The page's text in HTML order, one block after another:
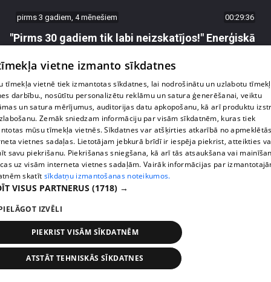
pirms 3 gadiem, 4 mēnešiem 00:29:36
"Pirms 30 gadiem tik labi neizskatījos!" Enerģiskā
37. epizode
pirms 3 gadiem, 4 mēnešiem
No pelēkās peles par pašpārliecinātu sievieti –
Daces pavasarīgo pārvērtību pieredze
vietne izmanto sīkdatnes
tīmekļa vietnē tiek izmantotas sīkdatnes, lai nodrošinātu un uzlabotu
darbību., nosūtītu personalizētu reklāmu un satura ģenerēšanai, veiktu
un satura mērījumus, auditorijas datu apkopošanu, kā arī produktu
Zemāk sniedzam informāciju par visām sīkdatnēm, kuras tiek
mūsu tīmekļa vietnēs. Sīkdatnes var atšķirties atkarībā no
vietnes sadaļas. Lietotājam jebkurā brīdī ir iespēja piekrist, atteikties
savu piekrišanu. Piekrišanas sniegšana, kā arī tās atsaukšana vai
uz visām interneta vietnes sadaļām. Vairāk informācijas par
skatīt sīkdatņu izmantošanas noteikumos.
VISUS PARTNERUS (1718) →
IZVĒLI
PIEKRIST VISĀM SĪKDATNĒM
ATSTĀT TEHNISKĀS SĪKDATNES